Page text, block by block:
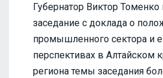
Губернатор Виктор Томенко
заседание с доклада о
промышленного сектора и
перспективах в Алтайском
региона темы заседания